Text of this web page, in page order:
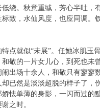
绕。秋意重缄，芳心半吐，
致，水仙风度，也应同调。
点就似“未展”。任她冰肌玉
敬的一片女儿心，到死也未
出场十余人，和敬只有寥寥
已然是淡淡超脱的样子了，
怯单薄的身影，一闪而过的
之时。